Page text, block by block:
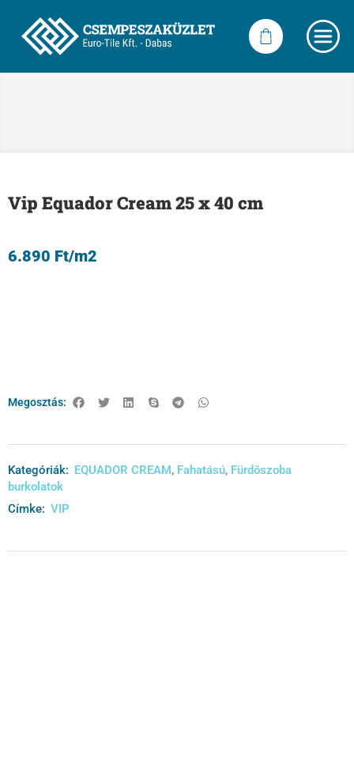
Vip Equador Cream 25 x 40 cm
6.890 Ft/m2
Megosztás:
Kategóriák: EQUADOR CREAM, Fahatású, Fürdőszoba
burkolatok
Címke: VIP